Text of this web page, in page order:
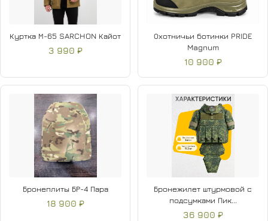
Куртка М-65 SARCHON Кайот
3 990 ₽
Охотничьи ботинки PRIDE
Magnum
10 900 ₽
Бронеплиты БР-4 Пара
18 900 ₽
Бронежилет штурмовой с
подсумками Пик...
36 900 ₽